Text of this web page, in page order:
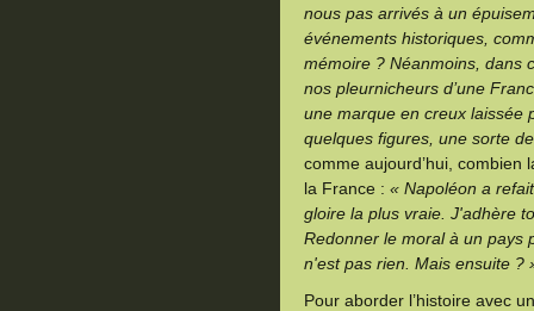
nous pas arrivés à un
événements historiques,
mémoire ? Néanmoins, dans
nos pleurnicheurs d’une
une marque en creux laissée
quelques figures, une sorte
comme aujourd’hui, combien
la France : « Napoléon a
gloire la plus vraie. J'adhère
Redonner le moral à un pays
n'est pas rien. Mais ensuite ?
Pour aborder l’histoire avec